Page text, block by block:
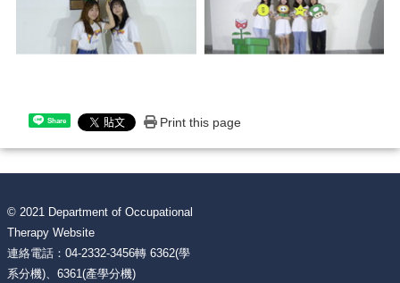
Share Print this page
© 2021 Department of Occupational
Therapy Website
連絡電話：04-2332-3456轉 6362(學
系分機)、6361(產學分機)